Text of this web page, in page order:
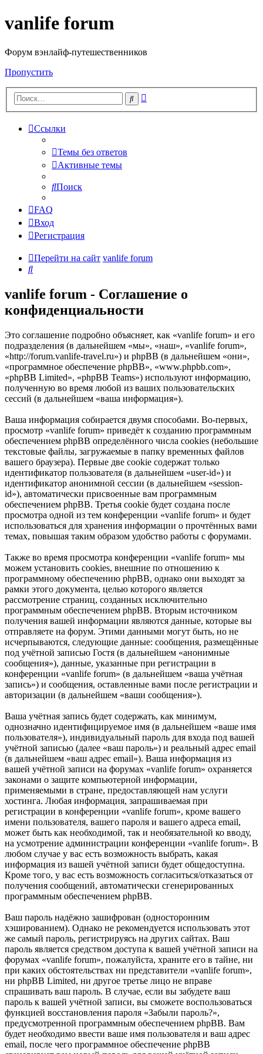
vanlife forum
Форум вэнлайф-путешественников
Пропустить
Поиск
Ссылки
Темы без ответов
Активные темы
Поиск
FAQ
Вход
Регистрация
Перейти на сайт vanlife forum
Поиск
vanlife forum - Соглашение о
конфиденциальности
Это соглашение подробно объясняет, как «vanlife forum» и его
подразделения (в дальнейшем «мы», «наш», «vanlife forum»,
«http://forum.vanlife-travel.ru») и phpBB (в дальнейшем «они»,
«программное обеспечение phpBB», «www.phpbb.com»,
«phpBB Limited», «phpBB Teams») используют информацию,
полученную во время любой из ваших пользовательских
сессий (в дальнейшем «ваша информация»).
Ваша информация собирается двумя способами. Во-первых,
просмотр «vanlife forum» приведёт к созданию программным
обеспечением phpBB определённого числа cookies (небольшие
текстовые файлы, загружаемые в папку временных файлов
вашего браузера). Первые две cookie содержат только
идентификатор пользователя (в дальнейшем «user-id») и
идентификатор анонимной сессии (в дальнейшем «session-
id»), автоматически присвоенные вам программным
обеспечением phpBB. Третья cookie будет создана после
просмотра одной из тем конференции «vanlife forum» и будет
использоваться для хранения информации о прочтённых вами
темах, повышая таким образом удобство работы с форумами.
Также во время просмотра конференции «vanlife forum» мы
можем установить cookies, внешние по отношению к
программному обеспечению phpBB, однако они выходят за
рамки этого документа, целью которого является
рассмотрение страниц, созданных исключительно
программным обеспечением phpBB. Вторым источником
получения вашей информации являются данные, которые вы
отправляете на форум. Этими данными могут быть, но не
исчерпываются, следующие данные: сообщения, размещённые
под учётной записью Гостя (в дальнейшем «анонимные
сообщения»), данные, указанные при регистрации в
конференции «vanlife forum» (в дальнейшем «ваша учётная
запись») и сообщения, оставленные вами после регистрации и
авторизации (в дальнейшем «ваши сообщения»).
Ваша учётная запись будет содержать, как минимум,
однозначно идентифицируемое имя (в дальнейшем «ваше имя
пользователя»), индивидуальный пароль для входа под вашей
учётной записью (далее «ваш пароль») и реальный адрес email
(в дальнейшем «ваш адрес email»). Ваша информация из
вашей учётной записи на форумах «vanlife forum» охраняется
законами о защите компьютерной информации,
применяемыми в стране, предоставляющей нам услуги
хостинга. Любая информация, запрашиваемая при
регистрации в конференции «vanlife forum», кроме вашего
имени пользователя, вашего пароля и вашего адреса email,
может быть как необходимой, так и необязательной ко вводу,
на усмотрение администрации конференции «vanlife forum». В
любом случае у вас есть возможность выбрать, какая
информация из вашей учётной записи будет общедоступна.
Кроме того, у вас есть возможность согласиться/отказаться от
получения сообщений, автоматически сгенерированных
программным обеспечением phpBB.
Ваш пароль надёжно зашифрован (односторонним
хэшированием). Однако не рекомендуется использовать этот
же самый пароль, регистрируясь на других сайтах. Ваш
пароль является средством доступа к вашей учётной записи на
форумах «vanlife forum», пожалуйста, храните его в тайне, ни
при каких обстоятельствах ни представители «vanlife forum»,
ни phpBB Limited, ни другое третье лицо не вправе
спрашивать ваш пароль. В случае, если вы забудете ваш
пароль к вашей учётной записи, вы сможете воспользоваться
функцией восстановления пароля «Забыли пароль?»,
предусмотренной программным обеспечением phpBB. Вам
будет необходимо ввести ваше имя пользователя и ваш адрес
email, после чего программное обеспечение phpBB